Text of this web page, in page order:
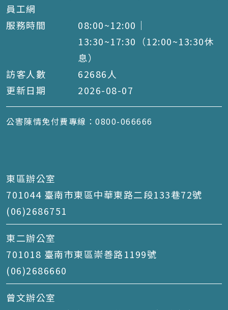
員工網
服務時間
08:00~12:00｜
13:30~17:30（12:00~13:30休
息）
訪客人數
62686 人
更新日期
2026-08-07
公害陳情免付費專線：0800-066666
東區辦公室
701044 臺南市東區中華東路二段133巷72號
(06)2686751
東二辦公室
701018 臺南市東區崇善路1199號
(06)2686660
曾文辦公室